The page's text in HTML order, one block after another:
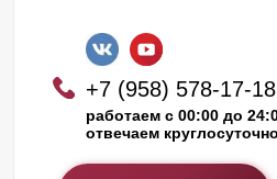
+7 (958) 578-17-18
работаем с 00:00 до
отвечаем круглосуточно